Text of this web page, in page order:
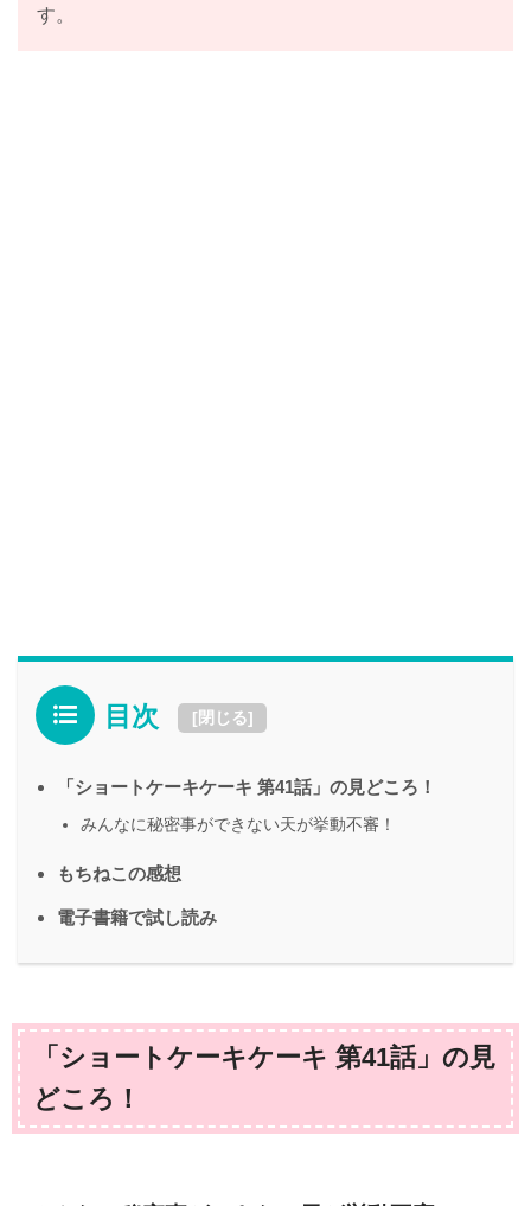
す。
目次 [閉じる]
「ショートケーキケーキ 第41話」の見どころ！
みんなに秘密事ができない天が挙動不審！
もちねこの感想
電子書籍で試し読み
「ショートケーキケーキ 第41話」の見
どころ！